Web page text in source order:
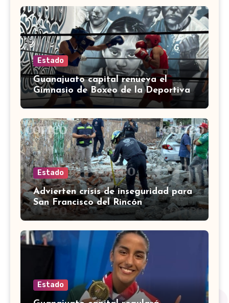
Estado
Guanajuato capital renueva el
Gimnasio de Boxeo de la Deportiva
Torres Landa
Estado
Advierten crisis de inseguridad para
San Francisco del Rincón
Estado